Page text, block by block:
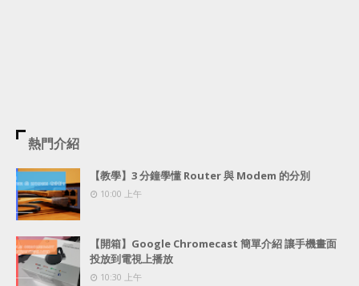
熱門介紹
【教學】3 分鐘學懂 Router 與 Modem 的分別
10:00 上午
【開箱】Google Chromecast 簡單介紹 讓手機畫面
投放到電視上播放
10:30 上午